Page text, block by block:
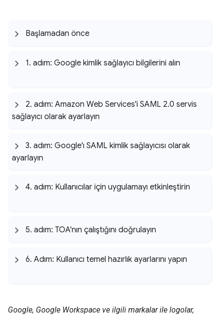
Başlamadan önce
1. adım: Google kimlik sağlayıcı bilgilerini alın
2. adım: Amazon Web Services'i SAML 2.0 servis
sağlayıcı olarak ayarlayın
3. adım: Google'ı SAML kimlik sağlayıcısı olarak
ayarlayın
4. adım: Kullanıcılar için uygulamayı etkinleştirin
5. adım: TOA'nın çalıştığını doğrulayın
6. Adım: Kullanıcı temel hazırlık ayarlarını yapın
Google, Google Workspace ve ilgili markalar ile logolar,